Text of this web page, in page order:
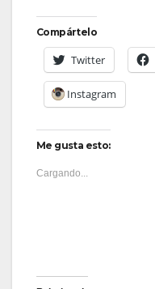
Compártelo
Twitter
Instagram
Me gusta esto:
Cargando...